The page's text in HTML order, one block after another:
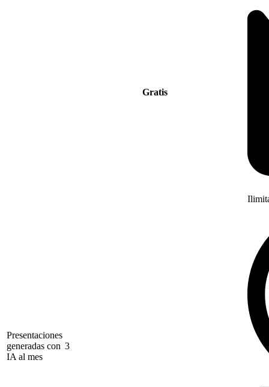
Gratis
Presentaciones
generadas con
IA al mes
3